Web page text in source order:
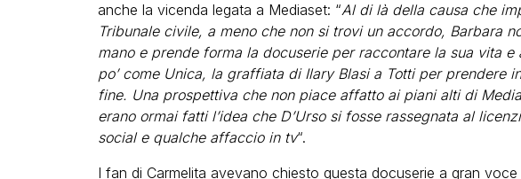
anche la vicenda legata a Mediaset: “Al di là della causa che
Tribunale civile, a meno che non si trovi un accordo, Barbara
mano e prende forma la docuserie per raccontare la sua vita e
po’ come Unica, la graffiata di Ilary Blasi a Totti per prendere
fine. Una prospettiva che non piace affatto ai piani alti di
erano ormai fatti l’idea che D’Urso si fosse rassegnata al
social e qualche affaccio in tv“.
I fan di Carmelita avevano chiesto questa docuserie a gran voce